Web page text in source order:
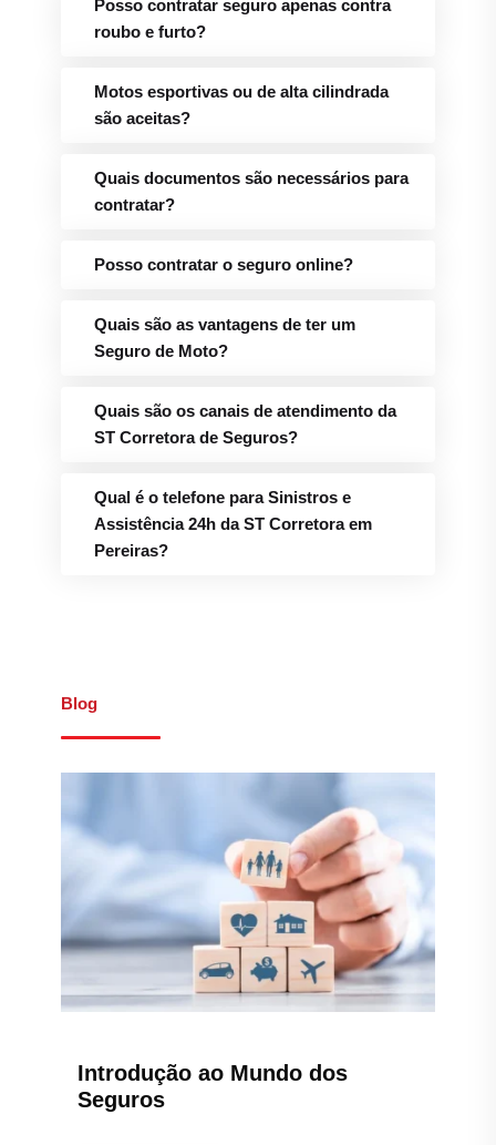
Posso contratar seguro apenas contra
roubo e furto?
Motos esportivas ou de alta cilindrada
são aceitas?
Quais documentos são necessários para
contratar?
Posso contratar o seguro online?
Quais são as vantagens de ter um
Seguro de Moto?
Quais são os canais de atendimento da
ST Corretora de Seguros?
Qual é o telefone para Sinistros e
Assistência 24h da ST Corretora em
Pereiras?
Blog
Introdução ao Mundo dos
Seguros